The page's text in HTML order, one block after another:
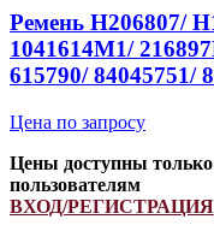
Ремень H206807/
1041614M1/
615790/ 84045751/
Цена по запросу
Цены доступны
пользователям
ВХОД/РЕГИСТРАЦИЯ